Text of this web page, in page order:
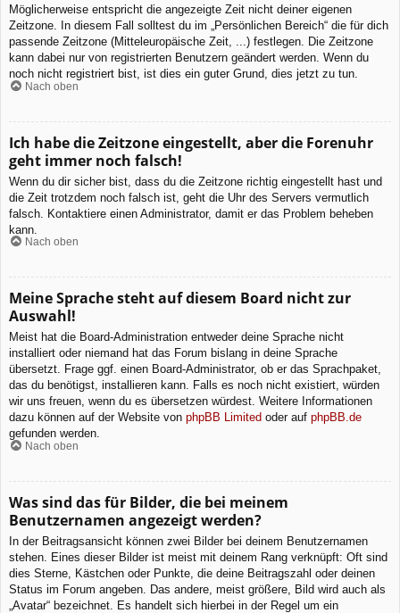
Möglicherweise entspricht die angezeigte Zeit nicht deiner eigenen
Zeitzone. In diesem Fall solltest du im „Persönlichen Bereich“ die für dich
passende Zeitzone (Mitteleuropäische Zeit, ...) festlegen. Die Zeitzone
kann dabei nur von registrierten Benutzern geändert werden. Wenn du
noch nicht registriert bist, ist dies ein guter Grund, dies jetzt zu tun.
Nach oben
Ich habe die Zeitzone eingestellt, aber die Forenuhr
geht immer noch falsch!
Wenn du dir sicher bist, dass du die Zeitzone richtig eingestellt hast und
die Zeit trotzdem noch falsch ist, geht die Uhr des Servers vermutlich
falsch. Kontaktiere einen Administrator, damit er das Problem beheben
kann.
Nach oben
Meine Sprache steht auf diesem Board nicht zur
Auswahl!
Meist hat die Board-Administration entweder deine Sprache nicht
installiert oder niemand hat das Forum bislang in deine Sprache
übersetzt. Frage ggf. einen Board-Administrator, ob er das Sprachpaket,
das du benötigst, installieren kann. Falls es noch nicht existiert, würden
wir uns freuen, wenn du es übersetzen würdest. Weitere Informationen
dazu können auf der Website von phpBB Limited oder auf phpBB.de
gefunden werden.
Nach oben
Was sind das für Bilder, die bei meinem
Benutzernamen angezeigt werden?
In der Beitragsansicht können zwei Bilder bei deinem Benutzernamen
stehen. Eines dieser Bilder ist meist mit deinem Rang verknüpft: Oft sind
dies Sterne, Kästchen oder Punkte, die deine Beitragszahl oder deinen
Status im Forum angeben. Das andere, meist größere, Bild wird auch als
„Avatar“ bezeichnet. Es handelt sich hierbei in der Regel um ein